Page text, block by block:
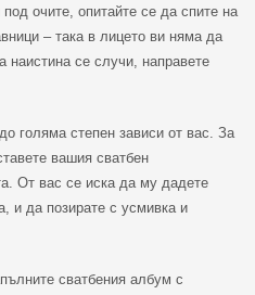
очите, опитайте се да спите на
– така в лицето ви няма да
наистина се случи, направете
голяма степен зависи от вас. За
вашия сватбен
От вас се иска да му дадете
и да позирате с усмивка и
сватбения албум с